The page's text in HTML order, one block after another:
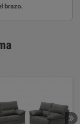
brazo.